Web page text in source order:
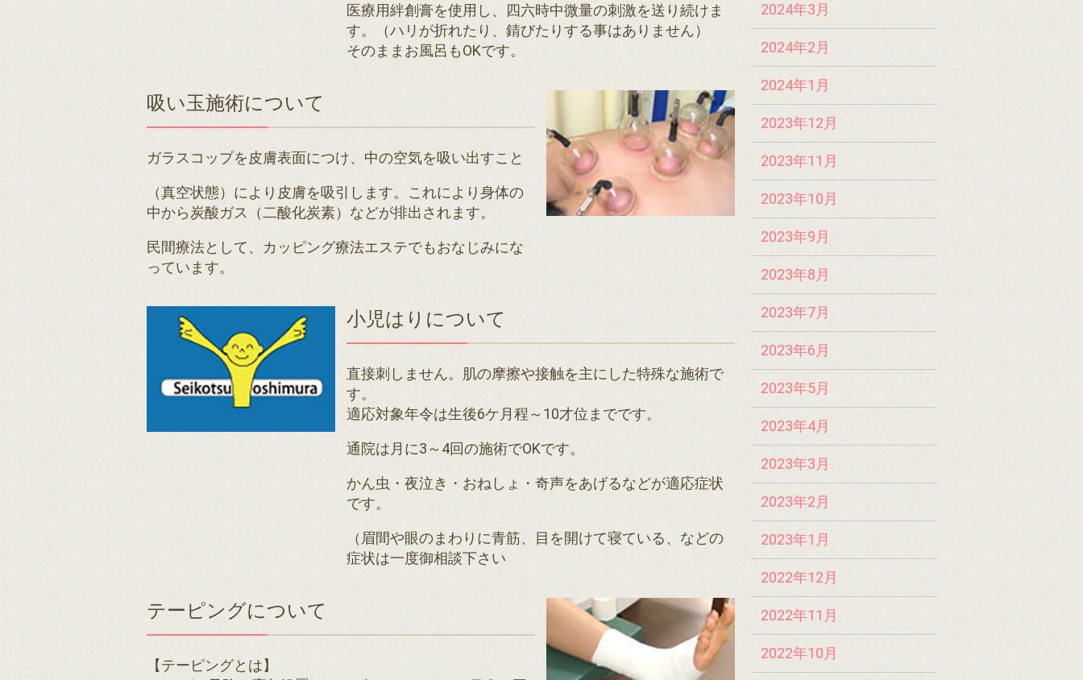
医療用絆創膏を使用し、四六時中微量の刺激を送り続けま
す。（ハリが折れたり、錆びたりする事はありません）
そのままお風呂もOKです。
吸い玉施術について
ガラスコップを皮膚表面につけ、中の空気を吸い出すこと
（真空状態）により皮膚を吸引します。これにより身体の
中から炭酸ガス（二酸化炭素）などが排出されます。
民間療法として、カッピング療法エステでもおなじみにな
っています。
小児はりについて
直接刺しません。肌の摩擦や接触を主にした特殊な施術で
す。
適応対象年令は生後6ケ月程～10才位までです。
通院は月に3～4回の施術でOKです。
かん虫・夜泣き・おねしょ・奇声をあげるなどが適応症状
です。
（眉間や眼のまわりに青筋、目を開けて寝ている、などの
症状は一度御相談下さい
テーピングについて
【テーピングとは】
2024年3月
2024年2月
2024年1月
2023年12月
2023年11月
2023年10月
2023年9月
2023年8月
2023年7月
2023年6月
2023年5月
2023年4月
2023年3月
2023年2月
2023年1月
2022年12月
2022年11月
2022年10月